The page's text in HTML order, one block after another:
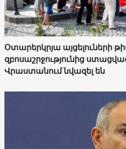
Օտարերկրյա այցելուների
զբոսաշրջությունից
Վրաստանում նվազել են